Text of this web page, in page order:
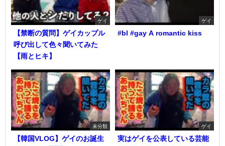
ゲイ
【禁断の質問】ゲイカップル
呼び出して色々聞いてみた
【雨とヒキ】
ゲイ
#bl #gay A romantic kiss
未分類
【韓国VLOG】ゲイのお誕生
ゲイ
実はゲイを公表している芸能